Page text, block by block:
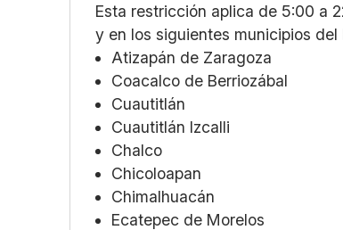
Esta restricción aplica de 5:00 a
y en los siguientes municipios
Atizapán de Zaragoza
Coacalco de Berriozábal
Cuautitlán
Cuautitlán Izcalli
Chalco
Chicoloapan
Chimalhuacán
Ecatepec de Morelos